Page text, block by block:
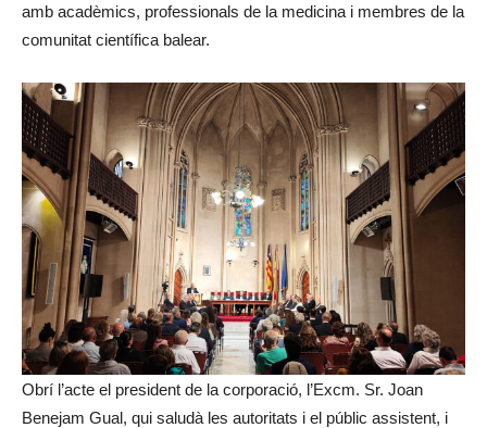
amb acadèmics, professionals de la medicina i membres de la
comunitat científica balear.
Obrí l’acte el president de la corporació, l’Excm. Sr. Joan
Benejam Gual, qui saludà les autoritats i el públic assistent, i